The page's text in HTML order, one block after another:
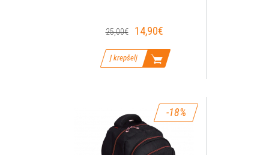
25,00€ 14,90€
Į krepšelį
-18%